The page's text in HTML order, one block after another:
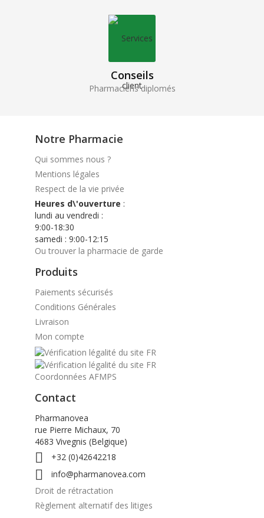
Conseils
Pharmaciens diplomés
Notre Pharmacie
Qui sommes nous ?
Mentions légales
Respect de la vie privée
Heures d\'ouverture :
lundi au vendredi :
9:00-18:30
samedi : 9:00-12:15
Ou trouver la pharmacie de garde
Produits
Paiements sécurisés
Conditions Générales
Livraison
Mon compte
Coordonnées AFMPS
Contact
Pharmanovea
rue Pierre Michaux, 70
4683 Vivegnis (Belgique)
 +32 (0)42642218

info@pharmanovea.com
Droit de rétractation
Règlement alternatif des litiges